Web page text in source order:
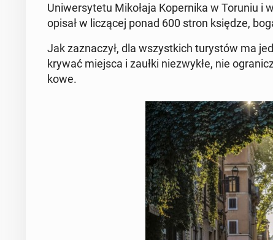
Uni­wer­sy­te­tu Mi­ko­ła­ja Ko­per­ni­ka w Toruniu i
opisał w li­czą­cej ponad 600 stron księdze,
Jak za­zna­czył, dla wszyst­kich tu­ry­stów ma
kry­wać miejsca i zaułki nie­zwy­kłe, nie
ko­we.